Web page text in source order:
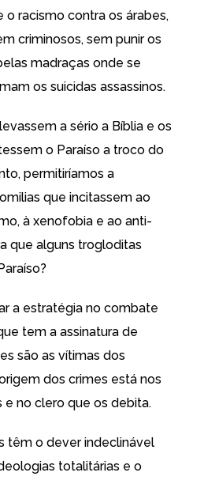
racismo contra os árabes,
criminosos, sem punir os
madraças onde se
os suicidas assassinos.
a sério a Bíblia e os
o Paraíso a troco do
permitiríamos a
que incitassem ao
à xenofobia e ao anti-
que alguns trogloditas
a estratégia no combate
tem a assinatura de
são as vítimas dos
dos crimes está nos
e no clero que os debita.
têm o dever indeclinável
totalitárias e o